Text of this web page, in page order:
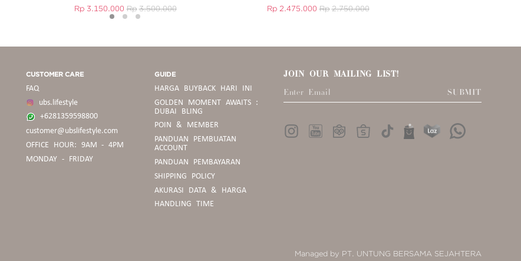
Rp 3.150.000 Rp 3.500.000
Rp 2.475.000 Rp 2.750.000
CUSTOMER CARE
FAQ
ubs.lifestyle
+6281359598800
customer@ubslifestyle.com
OFFICE HOUR: 9AM - 4PM
MONDAY - FRIDAY
GUIDE
HARGA BUYBACK HARI INI
GOLDEN MOMENT AWAITS :
DUBAI BLING
POIN & MEMBER
PANDUAN
BELANJA
PANDUAN PEMBUATAN
ACCOUNT
PANDUAN PEMBAYARAN
SHIPPING POLICY
PEDOMAN
BUYBACK
AKURASI DATA & HARGA
HANDLING TIME
JOIN OUR MAILING LIST!
SUBMIT
Managed by PT. UNTUNG BERSAMA SEJAHTERA